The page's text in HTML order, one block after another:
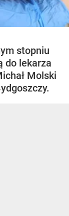
stopniu
do lekarza
Molski